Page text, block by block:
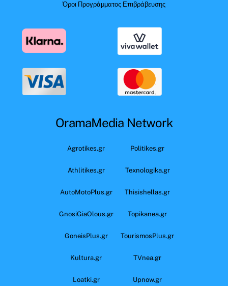
Όροι Προγράμματος Επιβράβευσης
OramaMedia Network
Agrotikes.gr Politikes.gr
Athlitikes.gr Texnologika.gr
AutoMotoPlus.gr Thisishellas.gr
GnosiGiaOlous.gr Topikanea.gr
GoneisPlus.gr TourismosPlus.gr
Kultura.gr TVnea.gr
Loatki.gr Upnow.gr